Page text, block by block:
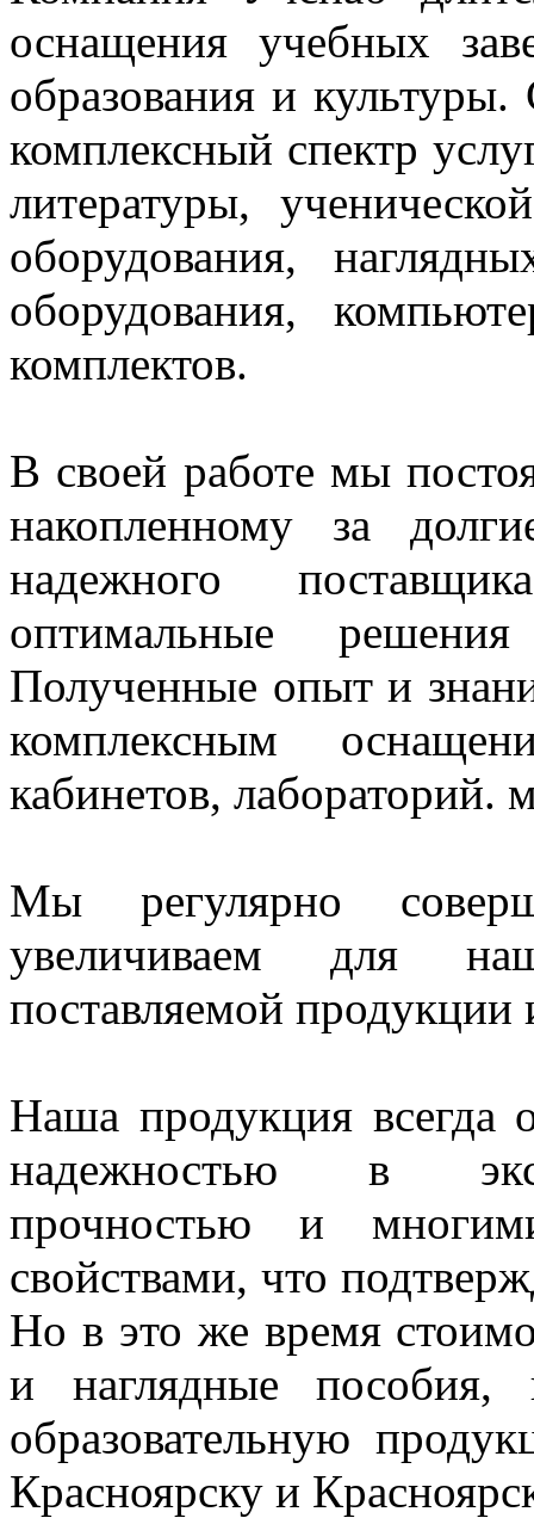
оснащения учебных
образования и
комплексный спектр
литературы,
оборудования,
оборудования,
комплектов.
В своей работе мы
накопленному за
надежного
оптимальные
Полученные опыт и
комплексным
кабинетов, лабораторий.
Мы регулярно
увеличиваем для
поставляемой продукции
Наша продукция всегда
надежностью в
прочностью и
свойствами, что
Но в это же время
и наглядные
образовательную
Красноярску и